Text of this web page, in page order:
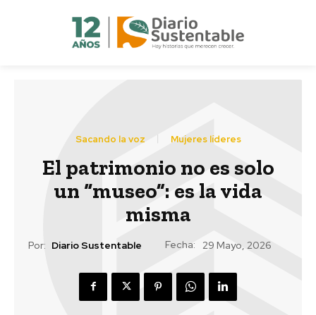
Sacando la voz Mujeres líderes
El patrimonio no es solo
un “museo”: es la vida
misma
Por: Diario Sustentable Fecha: 29 Mayo, 2026